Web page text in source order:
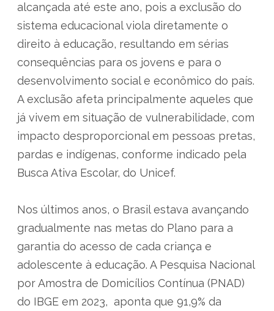
alcançada até este ano, pois a exclusão do
sistema educacional viola diretamente o
direito à educação, resultando em sérias
consequências para os jovens e para o
desenvolvimento social e econômico do país.
A exclusão afeta principalmente aqueles que
já vivem em situação de vulnerabilidade, com
impacto desproporcional em pessoas pretas,
pardas e indígenas, conforme indicado pela
Busca Ativa Escolar, do Unicef.
Nos últimos anos, o Brasil estava avançando
gradualmente nas metas do Plano para a
garantia do acesso de cada criança e
adolescente à educação. A Pesquisa Nacional
por Amostra de Domicílios Contínua (PNAD)
do IBGE em 2023, aponta que 91,9% da